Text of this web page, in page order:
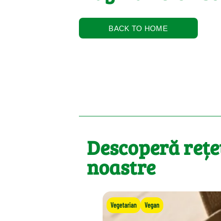
BACK TO HOME
Descoperă
noastre
Vegetarian Vegan